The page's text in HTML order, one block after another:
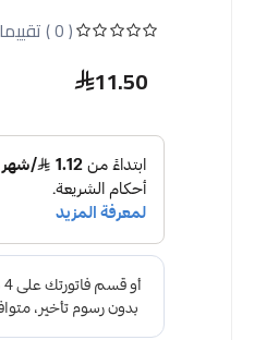
( 0 ) تقييمات
11.50